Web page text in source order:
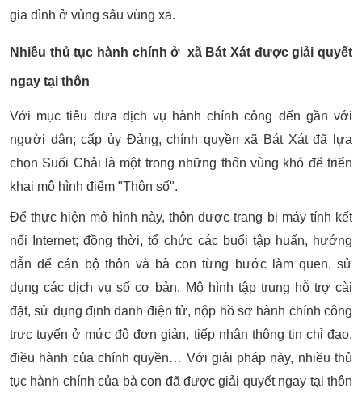
gia đình ở vùng sâu vùng xa.
Nhiều thủ tục hành chính ở xã Bát Xát được giải quyết
ngay tại thôn
Với mục tiêu đưa dịch vụ hành chính công đến gần với
người dân; cấp ủy Đảng, chính quyền xã Bát Xát đã lựa
chọn Suối Chải là một trong những thôn vùng khó để triển
khai mô hình điểm "Thôn số".
Để thực hiện mô hình này, thôn được trang bị máy tính kết
nối Internet; đồng thời, tổ chức các buổi tập huấn, hướng
dẫn để cán bộ thôn và bà con từng bước làm quen, sử
dụng các dịch vụ số cơ bản. Mô hình tập trung hỗ trợ cài
đặt, sử dụng định danh điện tử, nộp hồ sơ hành chính công
trực tuyến ở mức độ đơn giản, tiếp nhận thông tin chỉ đạo,
điều hành của chính quyền… Với giải pháp này, nhiều thủ
tục hành chính của bà con đã được giải quyết ngay tại thôn